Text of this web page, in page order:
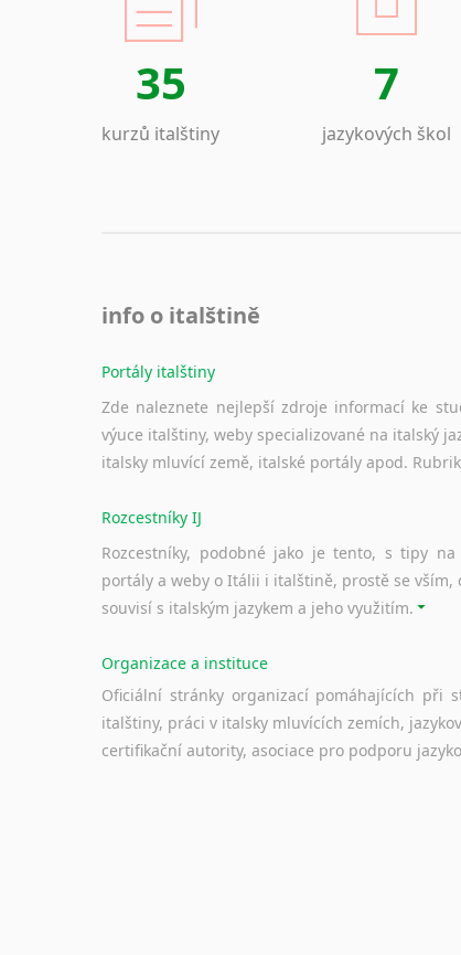
35
kurzů italštiny
7
jazykových škol
info o italštině
Portály italštiny
Zde naleznete nejlepší zdroje informací ke
výuce italštiny, weby specializované na italský
Rozcestníky IJ
Rozcestníky, podobné jako je tento, s tipy na
portály a weby o Itálii i italštině, prostě se vším,
souvisí s italským jazykem a jeho využitím.
Organizace a instituce
Oficiální stránky organizací pomáhajících při
italštiny, práci v italsky mluvících zemích,